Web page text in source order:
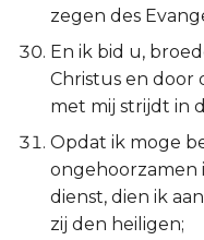
zegen des
En ik bid u,
Christus en door
met mij strijdt in
Opdat ik moge
ongehoorzamen
dienst, dien ik
zij den heiligen;